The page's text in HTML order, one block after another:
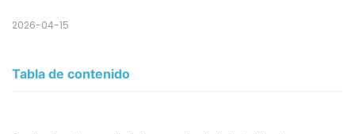
2026-04-15
Tabla de contenido